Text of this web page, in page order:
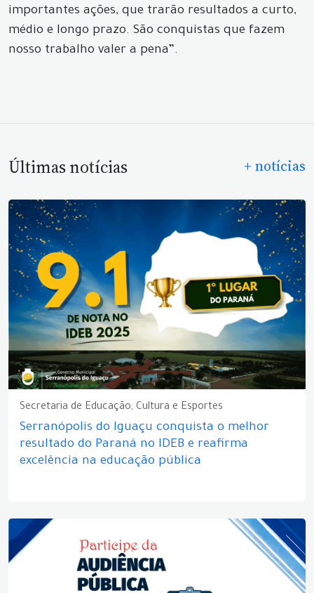
importantes ações, que trarão resultados a curto,
médio e longo prazo. São conquistas que fazem
nosso trabalho valer a pena”.
Últimas notícias + notícias
Secretaria de Educação, Cultura e Esportes
Serranópolis do Iguaçu conquista o melhor
resultado do Paraná no IDEB e reafirma
excelência na educação pública